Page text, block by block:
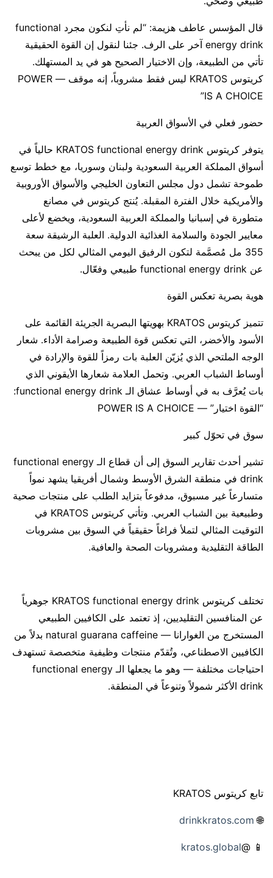
قال المؤسس عاطف هزيمة: “لم نأتِ لنكون مجرد functional
energy drink آخر على الرف. جئنا لنقول إن القوة الحقيقية
تأتي من الطبيعة، وإن الاختيار الصحيح هو في يد المستهلك.
كريتوس KRATOS ليس فقط مشروباً، إنه موقف — POWER
IS A CHOICE”
حضور فعلي في الأسواق العربية
يتوفر كريتوس KRATOS functional energy drink حالياً في
أسواق المملكة العربية السعودية ولبنان وسوريا، مع خطط توسع
طموحة تشمل دول مجلس التعاون الخليجي والأسواق الأوروبية
والأمريكية خلال الفترة المقبلة. يُنتج كريتوس في مصانع
متطورة في إسبانيا والمملكة العربية السعودية، ويخضع لأعلى
معايير الجودة والسلامة الغذائية الدولية. العلبة الرشيقة سعة
355 مل مُصمَّمة لتكون الرفيق اليومي المثالي لكل من يبحث
عن functional energy drink طبيعي وفعّال.
هوية بصرية تعكس القوة
تتميز كريتوس KRATOS بهويتها البصرية الجريئة القائمة على
الأسود والأخضر، التي تعكس قوة الطبيعة وصرامة الأداء. شعار
الوجه الملتحي الذي يُزيّن العلبة بات رمزاً للقوة والإرادة في
أوساط الشباب العربي. وتحمل العلامة شعارها الأيقوني الذي
بات يُعرَّف به في أوساط عشاق الـ functional energy drink:
“القوة اختيار” — POWER IS A CHOICE
سوق في تحوّل كبير
تشير أحدث تقارير السوق إلى أن قطاع الـ functional energy
drink في منطقة الشرق الأوسط وشمال أفريقيا يشهد نمواً
متسارعاً غير مسبوق، مدفوعاً بتزايد الطلب على منتجات صحية
وطبيعية بين الشباب العربي. وتأتي كريتوس KRATOS في
التوقيت المثالي لتملأ فراغاً حقيقياً في السوق بين مشروبات
الطاقة التقليدية ومشروبات الصحة والعافية.
تختلف كريتوس KRATOS functional energy drink جوهرياً
عن المنافسين التقليديين، إذ تعتمد على الكافيين الطبيعي
المستخرج من الغوارانا — natural guarana caffeine بدلاً من
الكافيين الاصطناعي، وتُقدّم منتجات وظيفية متخصصة تستهدف
احتياجات مختلفة — وهو ما يجعلها الـ functional energy
drink الأكثر شمولاً وتنوعاً في المنطقة.
تابع كريتوس KRATOS
🌐
drinkkratos.com
📱 @
kratos.global